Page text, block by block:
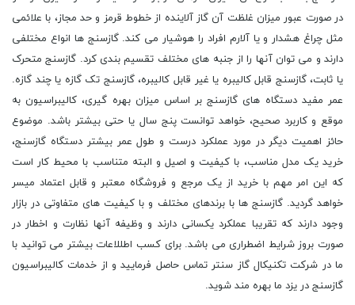
در صورت عبور میزان غلظت آن گاز آلاینده از خطوط قرمز و حد مجاز، با علائمی
مثل چراغ هشدار و یا آلارم افراد را هوشیار می کند. گازسنج ها انواع مختلفی
دارند و می توان آنها را از جنبه های مختلف تقسیم بندی کرد. گازسنج متحرک
یا ثابت، گازسنج قابل کالیبره یا غیر قابل کالیبره، گازسنج تک گازه یا چند گازه.
عمر مفید دستگاه های گازسنج بر اساس میزان بهره گیری، کالیبراسیون به
موقع و کاربرد صحیح، خواهد توانست پنج سال یا حتی بیشتر باشد. موضوع
حائز اهمیت دیگر در مورد عملکرد درست و طول عمر بیشتر دستگاه گازسنج،
خرید یک مدل مناسب، با کیفیت و اصیل و البته متناسب با محیط کار است
که این امر مهم با خرید از یک مرجع و فروشگاه معتبر و قابل اعتماد میسر
خواهد گردید. گازسنج ها با برندهای مختلف و با کیفیت های متفاوتی در بازار
وجود دارند که تقریبا عملکرد یکسانی دارند و وظیفه آنها نظارت و اخطار در
صورت بروز شرایط اضطراری می باشد. برای کسب اطللاعات بیشتر می توانید با
ما در شرکت تکنیکال گاز سنتر تماس حاصل فرمایید و از خدمات کالیبراسیون
گازسنج در یزد ما بهره مند شوید.